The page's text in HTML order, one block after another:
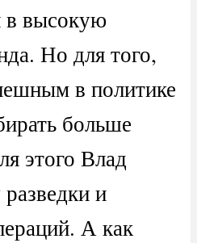
в высокую
Но для того,
в политике
больше
этого Влад
и
А как